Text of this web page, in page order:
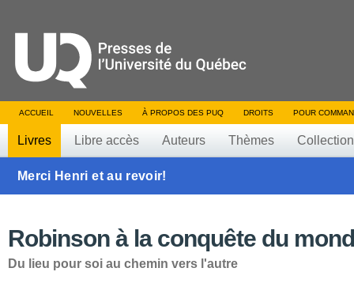
ACCUEIL NOUVELLES À PROPOS DES PUQ DROITS POUR
Livres Libre accès Auteurs Thèmes
Merci Henri et au revoir!
Robinson à la conquête du
Du lieu pour soi au chemin vers l'autre